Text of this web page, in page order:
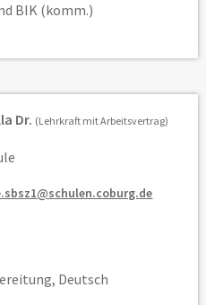
BIK (komm.)
Dr. (Lehrkraft mit Arbeitsvertrag)
Deutsch